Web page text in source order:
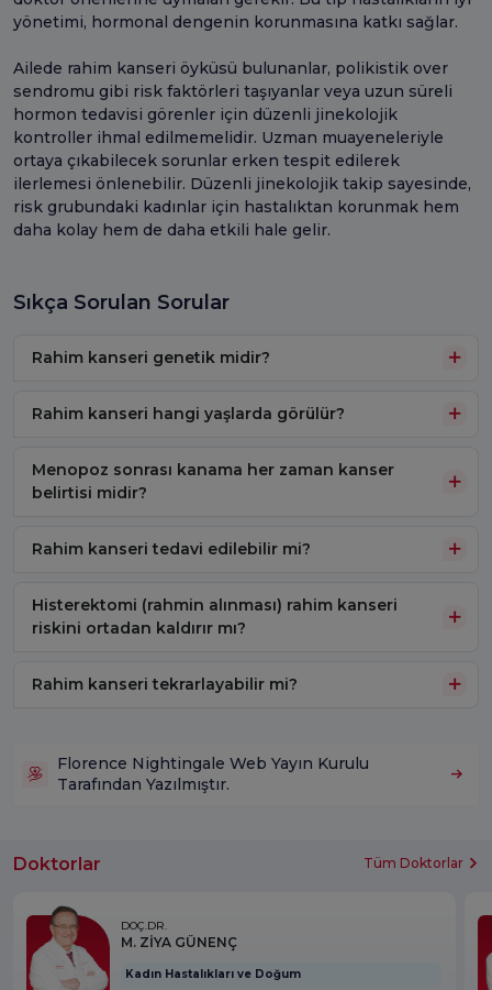
yönetimi, hormonal dengenin korunmasına katkı sağlar.
Ailede rahim kanseri öyküsü bulunanlar, polikistik over
sendromu gibi risk faktörleri taşıyanlar veya uzun süreli
hormon tedavisi görenler için düzenli jinekolojik
kontroller ihmal edilmemelidir. Uzman muayeneleriyle
ortaya çıkabilecek sorunlar erken tespit edilerek
ilerlemesi önlenebilir. Düzenli jinekolojik takip sayesinde,
risk grubundaki kadınlar için hastalıktan korunmak hem
daha kolay hem de daha etkili hale gelir.
Sıkça Sorulan Sorular
Rahim kanseri genetik midir?
Rahim kanseri hangi yaşlarda görülür?
Menopoz sonrası kanama her zaman kanser
belirtisi midir?
Rahim kanseri tedavi edilebilir mi?
Histerektomi (rahmin alınması) rahim kanseri
riskini ortadan kaldırır mı?
Rahim kanseri tekrarlayabilir mi?
Florence Nightingale Web Yayın Kurulu
Tarafından Yazılmıştır.
Doktorlar Tüm Doktorlar
DOÇ.DR.
M. ZİYA GÜNENÇ
Kadın Hastalıkları ve Doğum